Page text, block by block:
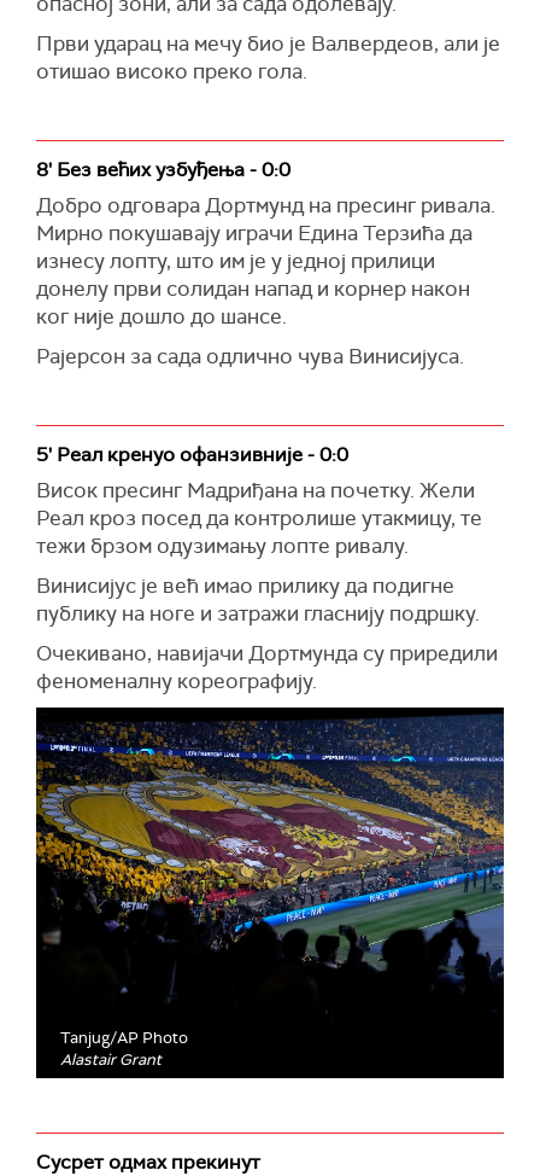
Први ударац на мечу био је Валвердеов, али је
отишао високо преко гола.
8' Без већих узбуђења - 0:0
Добро одговара Дортмунд на пресинг ривала.
Мирно покушавају играчи Едина Терзића да
изнесу лопту, што им је у једној прилици
донелу први солидан напад и корнер након
ког није дошло до шансе.
Рајерсон за сада одлично чува Винисијуса.
5' Реал кренуо офанзивније - 0:0
Висок пресинг Мадриђана на почетку. Жели
Реал кроз посед да контролише утакмицу, те
тежи брзом одузимању лопте ривалу.
Винисијус је већ имао прилику да подигне
публику на ноге и затражи гласнију подршку.
Очекивано, навијачи Дортмунда су приредили
феноменалну кореографију.
Tanjug/AP Photo
Alastair Grant
Сусрет одмах прекинут